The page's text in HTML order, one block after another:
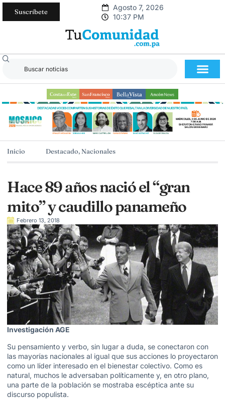
Suscríbete
Agosto 7, 2026
10:37 PM
Inicio Destacado,Nacionales
Hace 89 años nació el “gran
mito” y caudillo panameño
Febrero 13, 2018
Investigación AGE
Su pensamiento y verbo, sin lugar a duda, se conectaron con
las mayorías nacionales al igual que sus acciones lo proyectaron
como un líder interesado en el bienestar colectivo. Como es
natural, muchos le adversaban políticamente y, en otro plano,
una parte de la población se mostraba escéptica ante su
discurso populista.